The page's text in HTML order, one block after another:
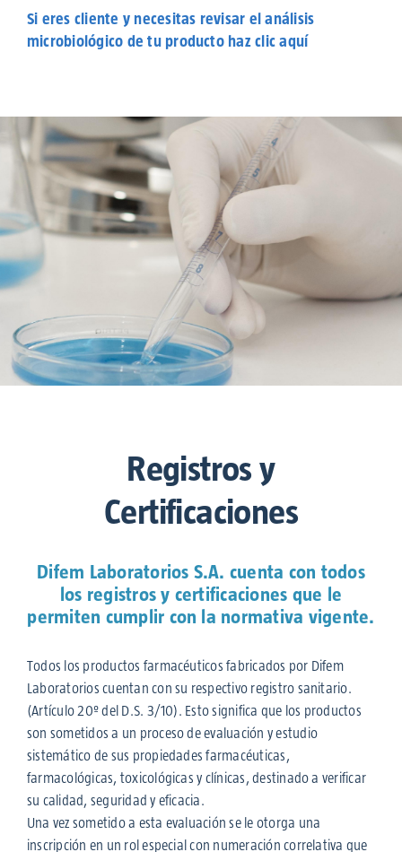
Si eres cliente y necesitas revisar el análisis
microbiológico de tu producto haz clic aquí
Registros y
Certificaciones
Difem Laboratorios S.A. cuenta con todos
los registros y certificaciones que le
permiten cumplir con la normativa vigente.
Todos los productos farmacéuticos fabricados por Difem
Laboratorios cuentan con su respectivo registro sanitario.
(Artículo 20º del D.S. 3/10). Esto significa que los productos
son sometidos a un proceso de evaluación y estudio
sistemático de sus propiedades farmacéuticas,
farmacológicas, toxicológicas y clínicas, destinado a verificar
su calidad, seguridad y eficacia.
Una vez sometido a esta evaluación se le otorga una
inscripción en un rol especial con numeración correlativa que